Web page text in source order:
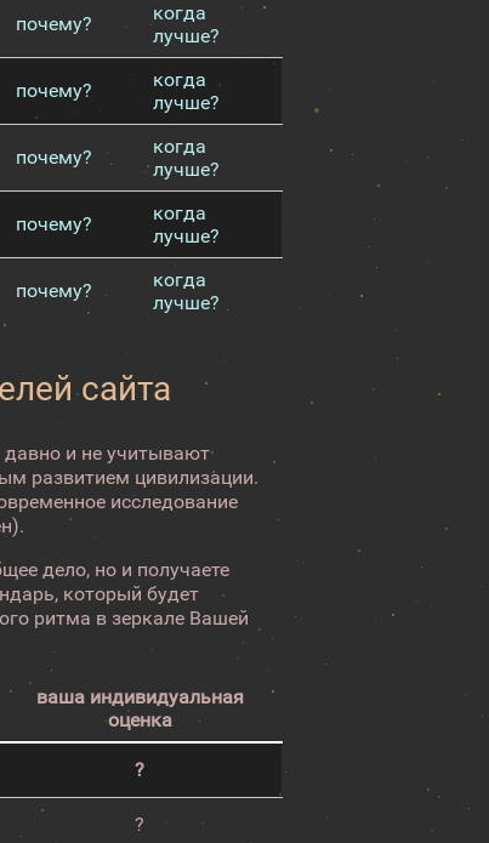
почему?
когда
лучше?
почему?
когда
лучше?
почему?
когда
лучше?
почему?
когда
лучше?
почему?
когда
лучше?
сайта
давно и не учитывают
развитием цивилизации.
исследование
дело, но и получаете
который будет
ритма в зеркале Вашей
ваша индивидуальная
оценка
?
?